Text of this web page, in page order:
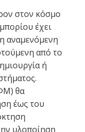
στον κόσμο
έχει
αναμενόμενη
από το
ή
θα
έως του
υλοποίηση